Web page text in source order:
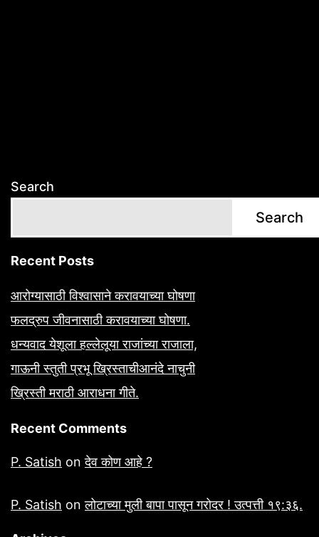
Search
Search
Recent Posts
आरोग्यासाठी विश्वासाने करावयाच्या घोषणा
फलद्रुप जीवनासाठी करावयाच्या घोषणा.
धन्यवाद येशूला हल्लेलूया राजांच्या राजाला,
गाऊनी स्तुती प्रभू ख्रिस्ताचीआनंदे नाचुनी
ख्रिस्ती मराठी आराधना गीते.
Recent Comments
P. Satish onदेव कोण आहे ?
P. Satish onलोटाच्या मुली बापा पासून गरोदर ! उत्पत्ती १९:३६.